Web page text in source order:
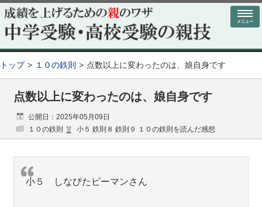
メニュー
トップ １０の鉄則 点数以上に変わったのは、娘自身です
点数以上に変わったのは、娘自身です
公開日：2025年05月09日
１０の鉄則
小５ 鉄則８ 鉄則９ １０の鉄則を読んだ感想
小５ しなびたピーマンさん